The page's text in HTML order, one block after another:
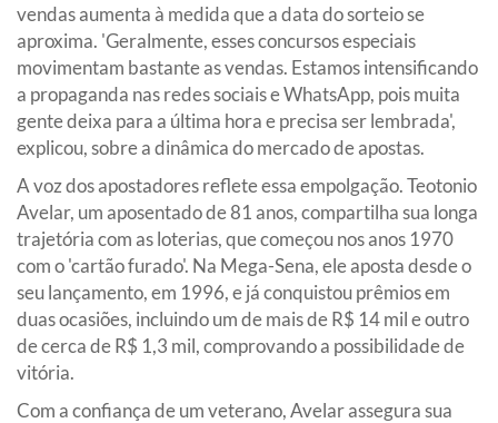
vendas aumenta à medida que a data do sorteio se
aproxima. 'Geralmente, esses concursos especiais
movimentam bastante as vendas. Estamos intensificando
a propaganda nas redes sociais e WhatsApp, pois muita
gente deixa para a última hora e precisa ser lembrada',
explicou, sobre a dinâmica do mercado de apostas.
A voz dos apostadores reflete essa empolgação. Teotonio
Avelar, um aposentado de 81 anos, compartilha sua longa
trajetória com as loterias, que começou nos anos 1970
com o 'cartão furado'. Na Mega-Sena, ele aposta desde o
seu lançamento, em 1996, e já conquistou prêmios em
duas ocasiões, incluindo um de mais de R$ 14 mil e outro
de cerca de R$ 1,3 mil, comprovando a possibilidade de
vitória.
Com a confiança de um veterano, Avelar assegura sua